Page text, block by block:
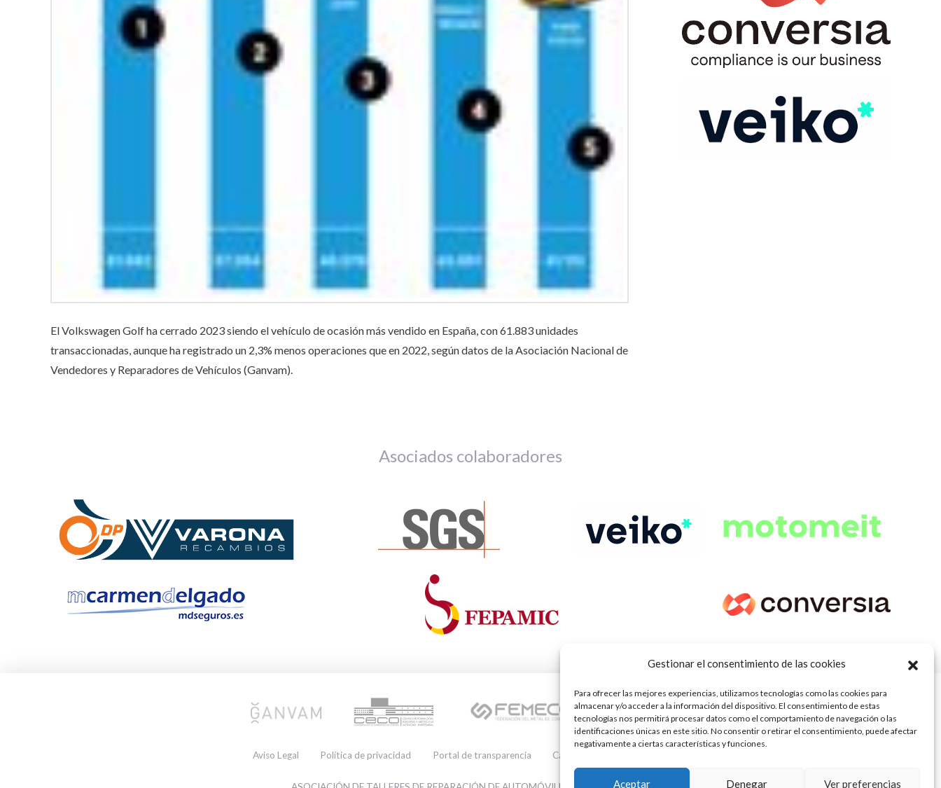
Gestionar el consentimiento de las cookies
Para ofrecer las mejores experiencias, utilizamos tecnologías como las cookies para
almacenar y/o acceder a la información del dispositivo. El consentimiento de estas
tecnologías nos permitirá procesar datos como el comportamiento de navegación o las
identificaciones únicas en este sitio. No consentir o retirar el consentimiento, puede afectar
negativamente a ciertas características y funciones.
Aceptar Denegar Ver preferencias
El Volkswagen Golf ha cerrado 2023 siendo el vehículo de ocasión más vendido en España, con 61.883 unidades
transaccionadas, aunque ha registrado un 2,3% menos operaciones que en 2022, según datos de la Asociación Nacional de
Vendedores y Reparadores de Vehículos (Ganvam).
Asociados colaboradores
Aviso Legal Política de privacidad Portal de transparencia Canal de denuncias (Ley 2/2023)
Utilizamos cookies para ofrecerte la mejor experiencia en
nuestra web.